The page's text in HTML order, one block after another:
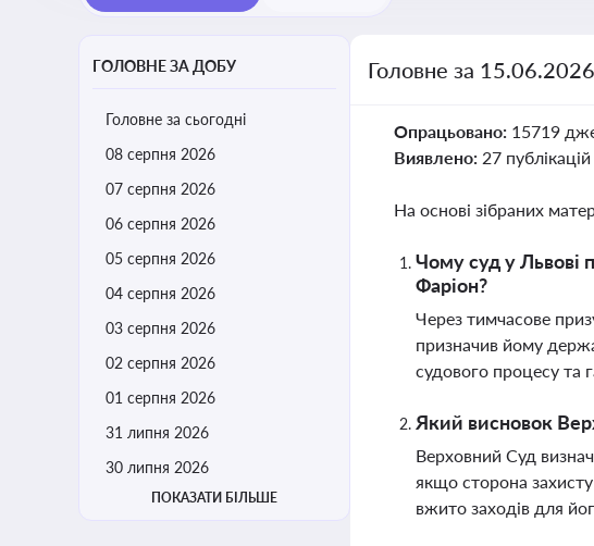
ГОЛОВНЕ ЗА ДОБУ
Головне за сьогодні
08 серпня 2026
07 серпня 2026
06 серпня 2026
05 серпня 2026
04 серпня 2026
03 серпня 2026
02 серпня 2026
01 серпня 2026
31 липня 2026
30 липня 2026
ПОКАЗАТИ БІЛЬШЕ
Головне за
Опрацьовано: 15719
Виявлено: 27
На основі зібраних
Чому суд у Львові
Фаріон?
Через тимчасове
призначив йому
судового процесу та
Який висновок
Верховний Суд
якщо сторона
вжито заходів для